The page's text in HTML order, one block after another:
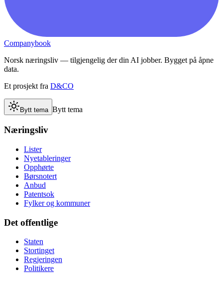
Companybook
Norsk næringsliv — tilgjengelig der din AI jobber. Bygget på åpne
data.
Et prosjekt fra D&CO
Bytt tema Bytt tema
Næringsliv
Lister
Nyetableringer
Opphørte
Børsnotert
Anbud
Patentsok
Fylker og kommuner
Det offentlige
Staten
Stortinget
Regjeringen
Politikere